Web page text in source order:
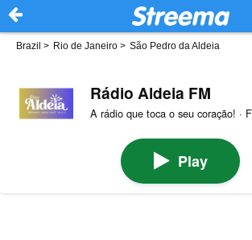
Brazil > Rio de Janeiro > São Pedro da Aldeia
Rádio Aldeia FM
A rádio que toca o seu coração! ·
Play